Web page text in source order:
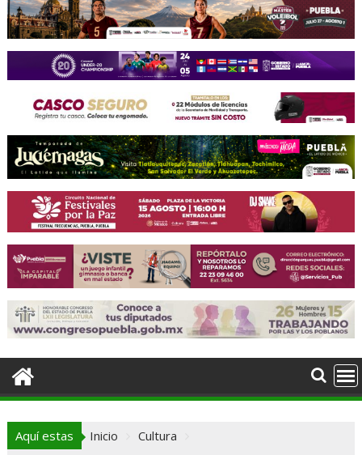
Aquí estas Inicio
Cultura